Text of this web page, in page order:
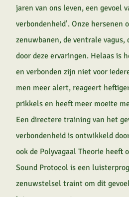
jaren van ons leven, een gevoel
verbondenheid’. Onze
zenuwbanen, de ventrale vagus,
door deze ervaringen. Helaas is
en verbonden zijn niet voor
men meer alert, reageert
prikkels en heeft meer moeite
Een directere training van het
verbondenheid is ontwikkeld
ook de Polyvagaal Theorie heeft
Sound Protocol is een
zenuwstelsel traint om dit